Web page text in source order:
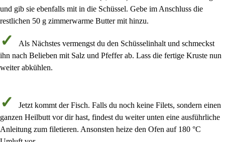
und gib sie ebenfalls mit in die Schüssel. Gebe im Anschluss die
restlichen 50 g zimmerwarme Buttermit hinzu.
Als Nächstes vermengst du den Schüsselinhalt und schmeckst
ihn nach Belieben mit Salz und Pfefferab. Lass die fertige Kruste nun
weiter abkühlen.
Jetzt kommt der Fisch. Falls du noch keine Filets, sondern einen
ganzen Heilbutt vor dir hast, findest du weiter unten eine ausführliche
Anleitung zum filetieren. Ansonsten heize den Ofen auf 180 °C